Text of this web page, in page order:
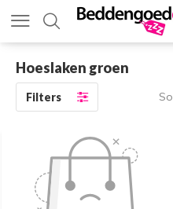
Hoeslaken groen
Filters